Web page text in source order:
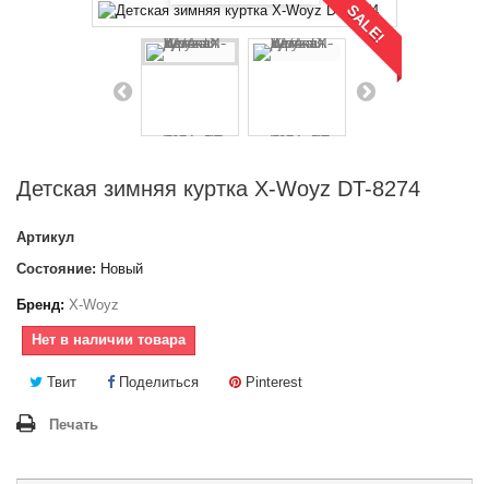
SALE!
Детская зимняя куртка X-Woyz DT-8274
Артикул
Состояние: Новый
Бренд: X-Woyz
Нет в наличии товара
Твит Поделиться Pinterest
Печать